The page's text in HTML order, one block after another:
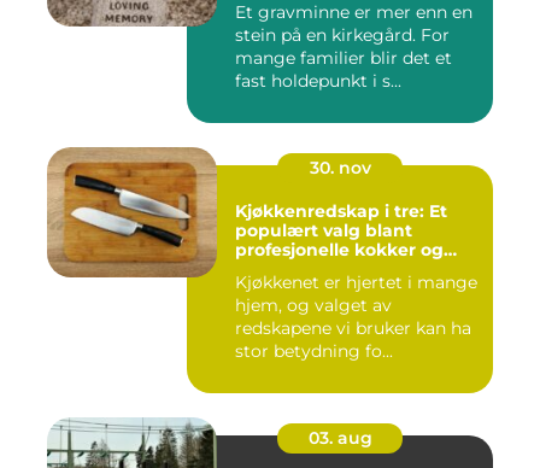
Et gravminne er mer enn en
stein på en kirkegård. For
mange familier blir det et
fast holdepunkt i s...
30. nov
Kjøkkenredskap i tre: Et
populært valg blant
profesjonelle kokker og
Kjøkkenet er hjertet i mange
hjem, og valget av
redskapene vi bruker kan ha
stor betydning fo...
03. aug